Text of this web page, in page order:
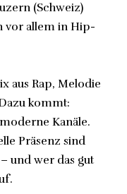
(Schweiz)
vor allem in Hip-
aus Rap, Melodie
kommt:
Kanäle.
Präsenz sind
und wer das gut